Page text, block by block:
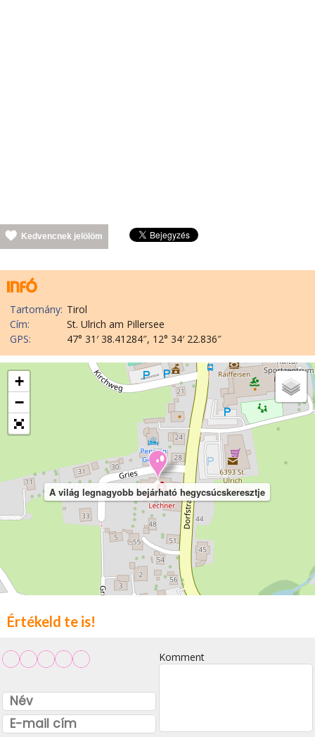
Kedvencnek jelölöm
Tartomány: Tirol
Cím:
St. Ulrich am Pillersee
GPS:
47° 31′ 38.41284″, 12° 34′ 22.836″
A világ legnagyobb bejárható hegycsúcskeresztje
+
−
Értékeld te is!
Komment